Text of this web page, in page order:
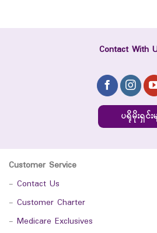
Contact With
ပရိုမိုးရှင်
Customer Service
- Contact Us
- Customer Charter
- Medicare Exclusives